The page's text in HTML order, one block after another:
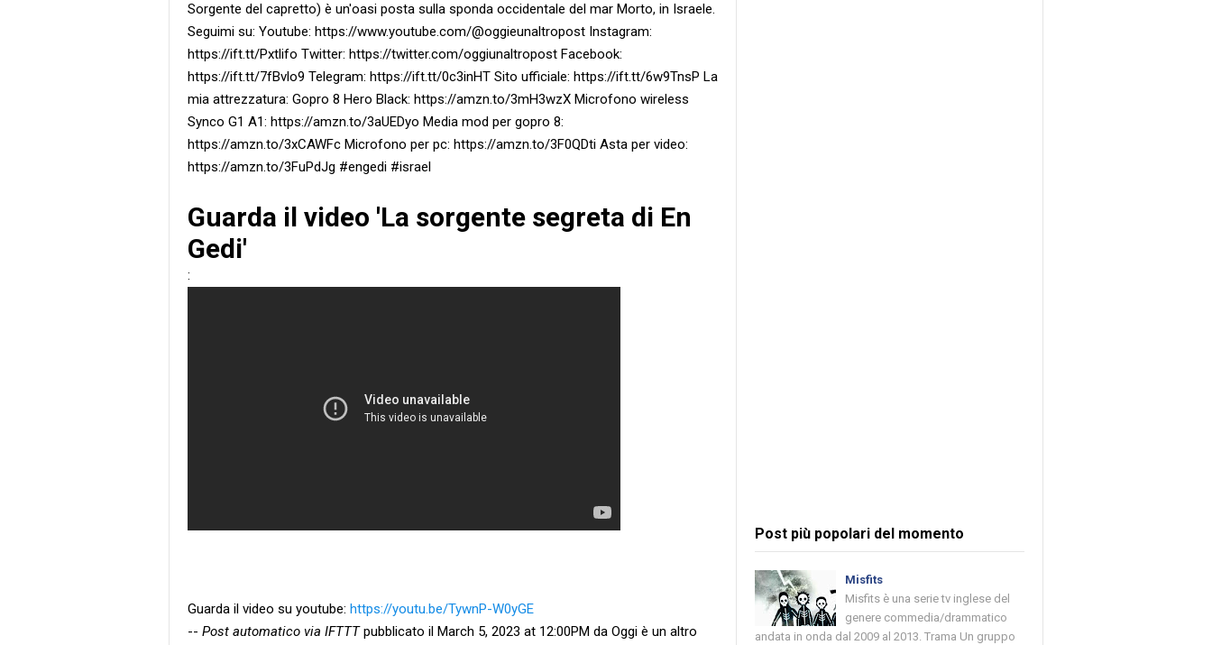
Sorgente del capretto) è un'oasi posta sulla sponda occidentale del mar Morto, in Israele.
Seguimi su: Youtube: https://www.youtube.com/@oggieunaltropost Instagram:
https://ift.tt/Pxtlifo Twitter: https://twitter.com/oggiunaltropost Facebook:
https://ift.tt/7fBvlo9 Telegram: https://ift.tt/0c3inHT Sito ufficiale: https://ift.tt/6w9TnsP La
mia attrezzatura: Gopro 8 Hero Black: https://amzn.to/3mH3wzX Microfono wireless
Synco G1 A1: https://amzn.to/3aUEDyo Media mod per gopro 8:
https://amzn.to/3xCAWFc Microfono per pc: https://amzn.to/3F0QDti Asta per video:
https://amzn.to/3FuPdJg #engedi #israel
Guarda il video 'La sorgente segreta di En
Gedi'
:
Guarda il video su youtube: https://youtu.be/TywnP-W0yGE
-- Post automatico via IFTTTpubblicato il March 5, 2023 at 12:00PM da Oggi è un altro
Post più popolari del momento
Misfits
Misfits è una serie tv inglese del
genere commedia/drammatico
andata in onda dal 2009 al 2013. Trama Un gruppo